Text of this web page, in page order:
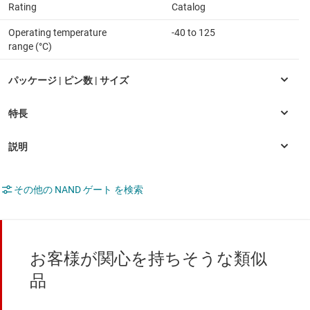
Rating Catalog
Operating temperature
range (°C)
-40 to 125
その他の NAND ゲート を検索
お客様が関心を持ちそうな類似
品